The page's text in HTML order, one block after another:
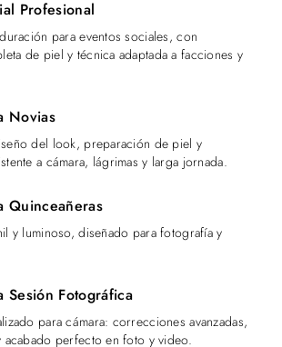
para eventos sociales, con
de piel y técnica adaptada a facciones y
del look, preparación de piel y
a cámara, lágrimas y larga jornada.
y luminoso, diseñado para fotografía y
para cámara: correcciones avanzadas,
perfecto en foto y video.